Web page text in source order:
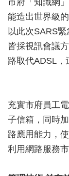
市府「知識網
能造出世界級
以此次SARS
皆採視訊會議
路取代ADSL，
充實市府員工
子信箱，同時
路應用能力，
利用網路服務